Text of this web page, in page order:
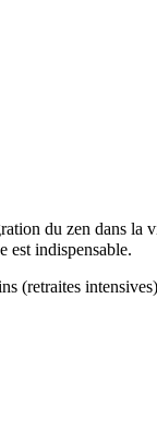
du zen dans
est indispensable.
(retraites